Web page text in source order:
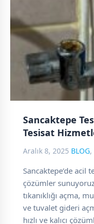
Sancaktepe
Tesisat
Aralık 8, 2025 BLOG,
Sancaktepe’de acil
çözümler
tıkanıklığı açma,
ve tuvalet gideri
hızlı ve kalıcı